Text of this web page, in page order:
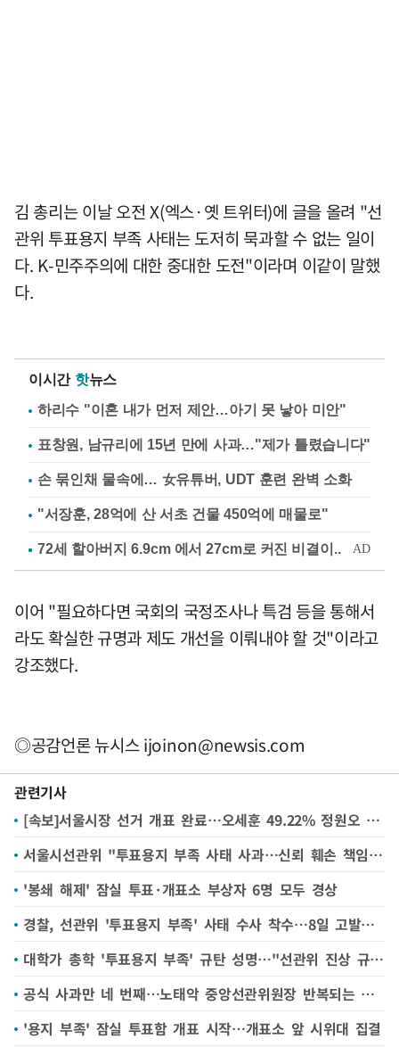
김 총리는 이날 오전 X(엑스·옛 트위터)에 글을 올려 "선
관위 투표용지 부족 사태는 도저히 묵과할 수 없는 일이
다. K-민주주의에 대한 중대한 도전"이라며 이같이 말했
다.
이시간 핫뉴스
하리수 "이혼 내가 먼저 제안…아기 못 낳아 미안"
표창원, 남규리에 15년 만에 사과…"제가 틀렸습니다"
손 묶인채 물속에… 女유튜버, UDT 훈련 완벽 소화
"서장훈, 28억에 산 서초 건물 450억에 매물로"
이어 "필요하다면 국회의 국정조사나 특검 등을 통해서
라도 확실한 규명과 제도 개선을 이뤄내야 할 것"이라고
강조했다.
◎공감언론 뉴시스ijoinon@newsis.com
관련기사
[속보]서울시장 선거 개표 완료…오세훈 49.22% 정원오 48.07%
서울시선관위 "투표용지 부족 사태 사과…신뢰 훼손 책임 통감"
'봉쇄 해제' 잠실 투표·개표소 부상자 6명 모두 경상
경찰, 선관위 '투표용지 부족' 사태 수사 착수…8일 고발인 조사
대학가 총학 '투표용지 부족' 규탄 성명…"선관위 진상 규명하라"(종합)
공식 사과만 네 번째…노태악 중앙선관위원장 반복되는 사과
'용지 부족' 잠실 투표함 개표 시작…개표소 앞 시위대 집결